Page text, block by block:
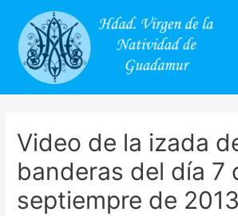
Video de la izada
banderas del día 7
septiempre de 2013